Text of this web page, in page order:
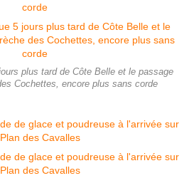
plus tard de Côte Belle et le passage
Cochettes, encore plus sans corde